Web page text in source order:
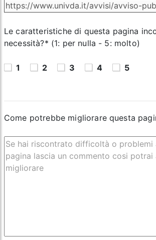
Le caratteristiche di questa pagina
necessità?* (1: per nulla - 5: molto)
1 2 3 4 5
Come potrebbe migliorare questa